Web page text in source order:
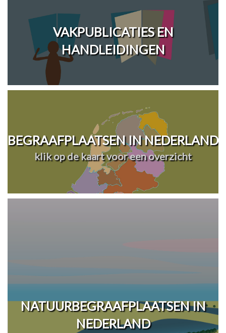
VAKPUBLICATIES EN
HANDLEIDINGEN
BEGRAAFPLAATSEN IN NEDERLAND
klik op de kaart voor een overzicht
NATUURBEGRAAFPLAATSEN IN
NEDERLAND